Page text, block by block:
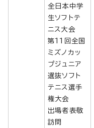
全日本中学
生ソフトテ
ニス大会
第11回全国
ミズノカッ
プジュニア
選抜ソフト
テニス選手
権大会
出場者表敬
訪問